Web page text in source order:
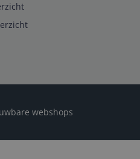
webshops